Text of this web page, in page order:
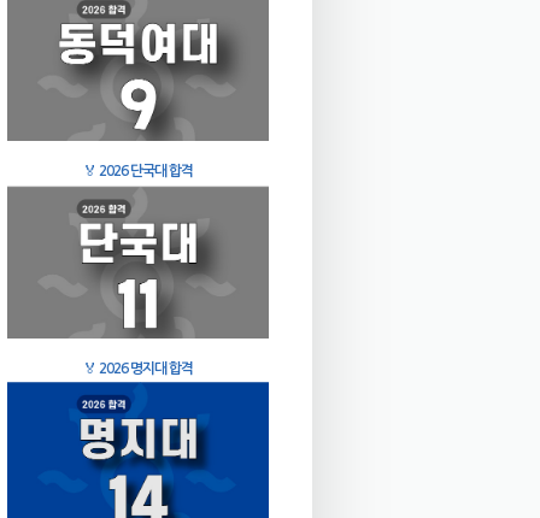
🏅 2026 단국대 합격
🏅 2026 명지대 합격